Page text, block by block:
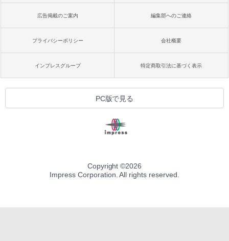
広告掲載のご案内 編集部へのご連絡
プライバシーポリシー 会社概要
インプレスグループ 特定商取引法に基づく表示
PC版で見る
Copyright ©2026
Impress Corporation. All rights reserved.